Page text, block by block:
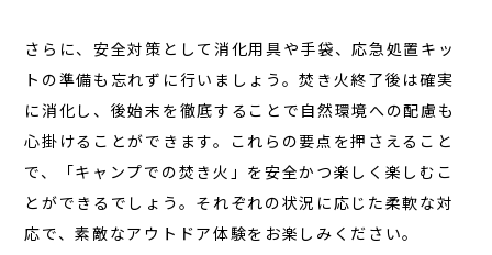
さらに、安全対策として消化用具や手袋、応急処置キッ
トの準備も忘れずに行いましょう。焚き火終了後は確実
に消化し、後始末を徹底することで自然環境への配慮も
心掛けることができます。これらの要点を押さえること
で、「キャンプでの焚き火」を安全かつ楽しく楽しむこ
とができるでしょう。それぞれの状況に応じた柔軟な対
応で、素敵なアウトドア体験をお楽しみください。